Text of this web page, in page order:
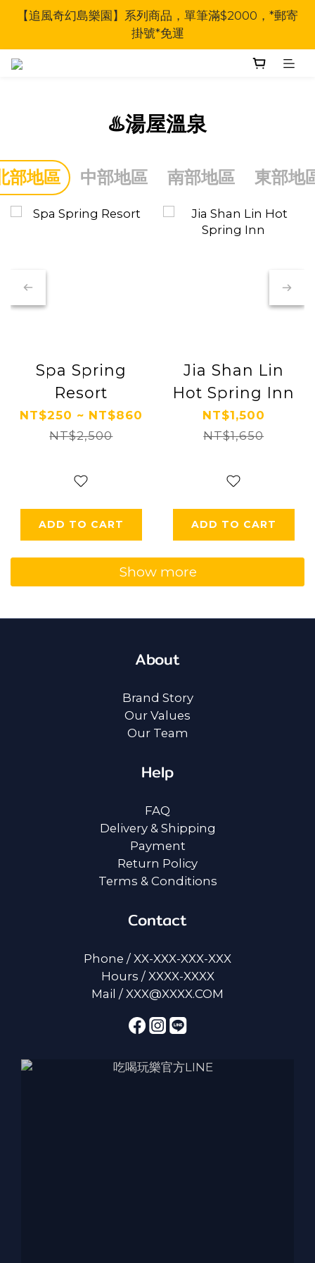
【追風奇幻島樂園】系列商品，單筆滿$2000，*郵寄
掛號*免運
♨️湯屋溫泉
部地區 中部地區 南部地區 東部地
Spa Spring
Resort
NT$250 ~ NT$860
NT$2,500
ADD TO CART
Jia Shan Lin
Hot Spring Inn
NT$1,500
NT$1,650
ADD TO CART
Show more
About
Brand Story
Our Values
Our Team
Help
FAQ
Delivery & Shipping
Payment
Return Policy
Terms & Conditions
Contact
Phone / XX-XXX-XXX-XXX
Hours / XXXX-XXXX
Mail / XXX@XXXX.COM